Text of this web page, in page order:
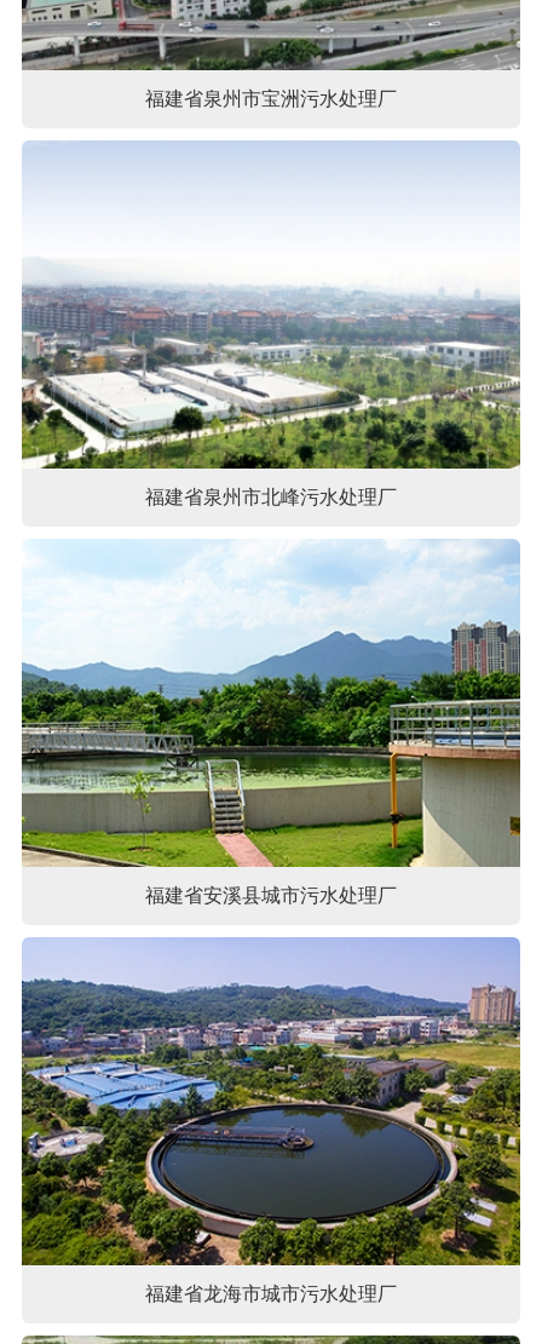
福建省泉州市宝洲污水处理厂
福建省泉州市北峰污水处理厂
福建省安溪县城市污水处理厂
福建省龙海市城市污水处理厂